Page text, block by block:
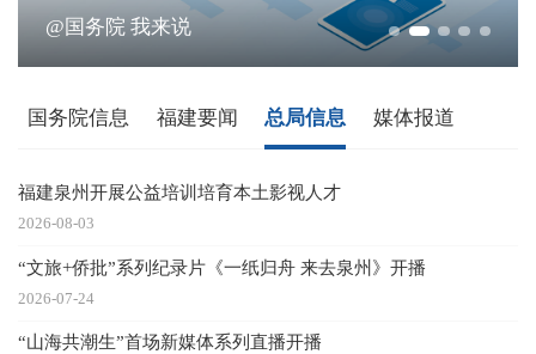
@国务院 我来说
国务院信息 福建要闻 总局信息 媒体报道
福建泉州开展公益培训培育本土影视人才
2026-08-03
“文旅+侨批”系列纪录片《一纸归舟 来去泉州》开播
2026-07-24
“山海共潮生”首场新媒体系列直播开播